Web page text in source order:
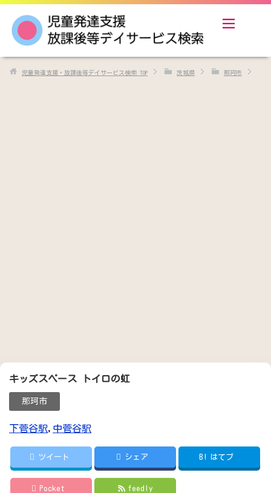
児童発達支援・放課後等デイサービス検索 TOP 茨城県 那珂市
キッズスペース トイロの虹
那珂市
下菅谷駅, 中菅谷駅
ツイート シェア B! はてブ
Pocket feedly